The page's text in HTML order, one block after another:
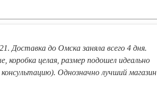
Доставка до Омска заняла всего 4 дня.
коробка целая, размер подошел идеально
Однозначно лучший магазин